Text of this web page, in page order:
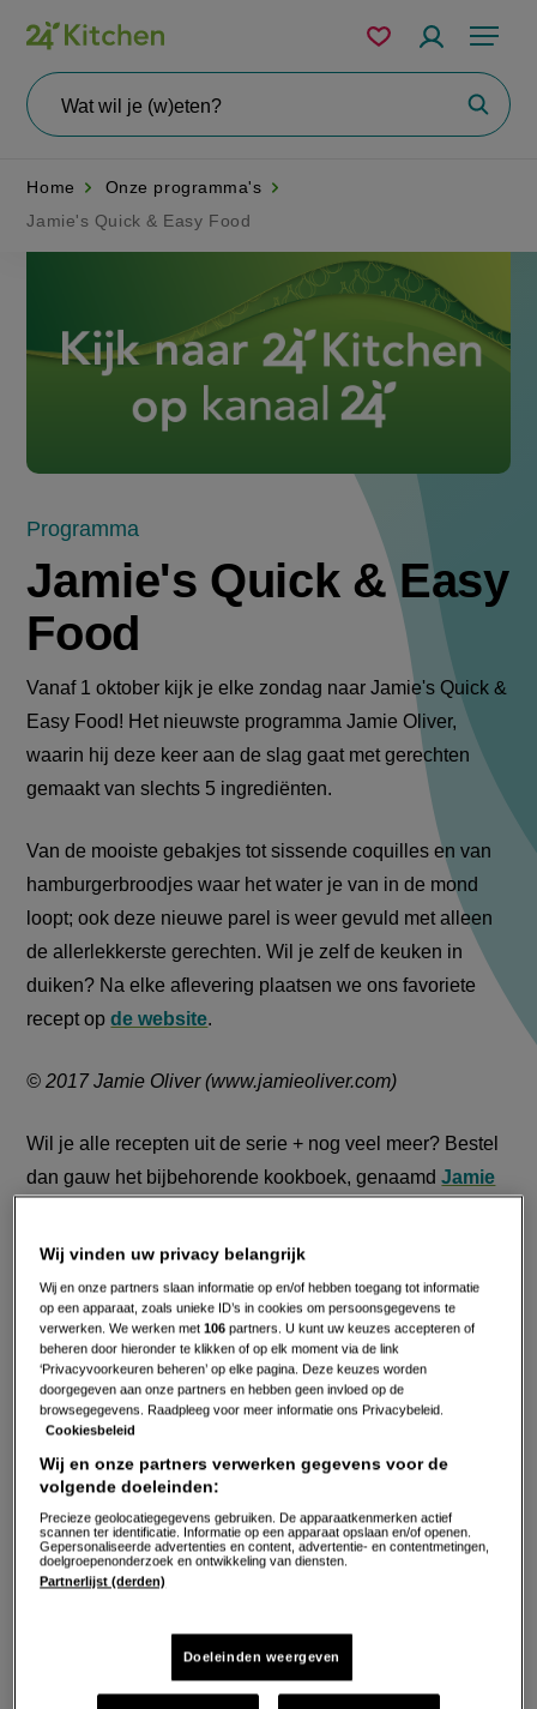
Overslaan
en
naar
de
Menu
wil
Mijn
bewaarde
Home
Onze programma's
Jamie's Quick & Easy Food
Programma
Jamie's Quick & Easy
Food
Vanaf 1 oktober kijk je elke zondag naar Jamie's Quick &
Easy Food! Het nieuwste programma Jamie Oliver,
waarin hij deze keer aan de slag gaat met gerechten
gemaakt van slechts 5 ingrediënten.
Van de mooiste gebakjes tot sissende coquilles en van
hamburgerbroodjes waar het water je van in de mond
loopt; ook deze nieuwe parel is weer gevuld met alleen
de allerlekkerste gerechten. Wil je zelf de keuken in
duiken? Na elke aflevering plaatsen we ons favoriete
recept opde website.
© 2017 Jamie Oliver (www.jamieoliver.com)
Wil je alle recepten uit de serie + nog veel meer? Bestel
dan gauw het bijbehorende kookboek, genaamdJamie
link)
Jamie's Quick & Easy Food bij 24Kitchen en check
websitevoor de lekkerste recepten! Aflevering gemist?
Kijk dan op zaterdag vanaf 16:00.
Jamie Oliver volgen? Check hier zijn
(externe
link)
,Instagram-account
link)
enYouTube-kanaal
link)
.
Wij vinden uw privacy belangrijk
Wij en onze partners slaan informatie op en/of hebben toegang tot informatie
op een apparaat, zoals unieke ID’s in cookies om persoonsgegevens te
verwerken. We werken met106 partners. U kunt uw keuzes accepteren of
beheren door hieronder te klikken of op elk moment via de link
‘Privacyvoorkeuren beheren’ op elke pagina. Deze keuzes worden
doorgegeven aan onze partners en hebben geen invloed op de
browsegegevens. Raadpleeg voor meer informatie ons Privacybeleid.
Cookiesbeleid
Wij en onze partners verwerken gegevens voor de
volgende doeleinden:
Precieze geolocatiegegevens gebruiken. De apparaatkenmerken actief
scannen ter identificatie. Informatie op een apparaat opslaan en/of openen.
Gepersonaliseerde advertenties en content, advertentie- en contentmetingen,
doelgroepenonderzoek en ontwikkeling van diensten.
Partnerlijst (derden)
Doeleinden weergeven